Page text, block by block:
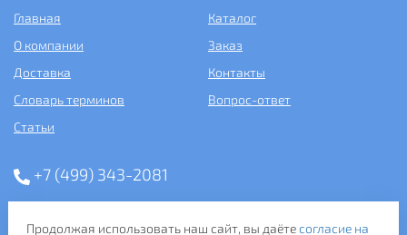
Главная
Каталог
О компании
Заказ
Доставка
Контакты
Словарь терминов
Вопрос-ответ
Статьи
+7 (499) 343-2081
ИНН: 7731286301
Продолжая использовать наш сайт, вы даётесогласие на